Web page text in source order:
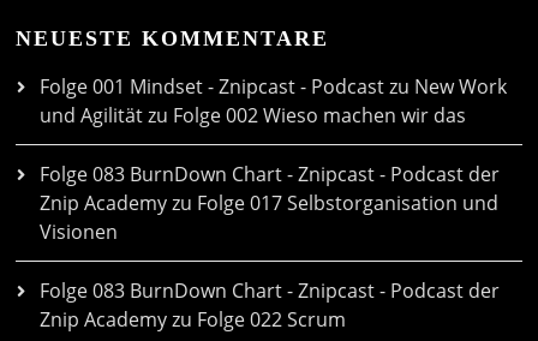
NEUESTE KOMMENTARE
Folge 001 Mindset - Znipcast - Podcast zu New Work
und Agilitätzu Folge 002 Wieso machen wir das
Folge 083 BurnDown Chart - Znipcast - Podcast der
Znip Academyzu Folge 017 Selbstorganisation und
Visionen
Folge 083 BurnDown Chart - Znipcast - Podcast der
Znip Academyzu Folge 022 Scrum